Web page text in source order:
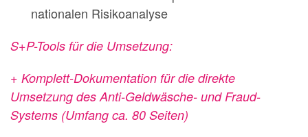
nationalen Risikoanalyse
S+P-Tools für die Umsetzung:
+ Komplett-Dokumentation für die direkte
Umsetzung des Anti-Geldwäsche- und Fraud-
Systems (Umfang ca. 80 Seiten)